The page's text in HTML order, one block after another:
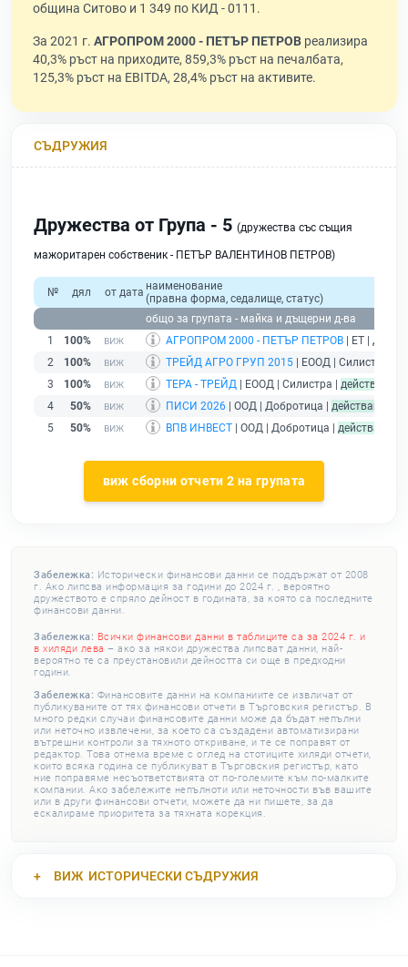
община Ситово и 1 349 по КИД - 0111.
За 2021 г. АГРОПРОМ 2000 - ПЕТЪР ПЕТРОВ реализира
40,3% ръст на приходите, 859,3% ръст на печалбата,
125,3% ръст на EBITDA, 28,4% ръст на активите.
СЪДРУЖИЯ
Дружества от Група - 5 (дружества със същия
мажоритарен собственик - ПЕТЪР ВАЛЕНТИНОВ ПЕТРОВ)
№ дял от дата наименование
(правна форма, седалище, статус)
общо за групата - майка и дъщерни д-ва
1
100% АГРОПРОМ 2000 - ПЕТЪР ПЕТРОВ | ЕТ |
2
100% ТРЕЙД АГРО ГРУП 2015 | ЕООД | Силистра |
3
100% ТЕРА - ТРЕЙД | ЕООД | Силистра | действащ
4
50% ПИСИ 2026 | ООД | Добротица | действащ
5
50% ВПВ ИНВЕСТ | ООД | Добротица | действащ
виж сборни отчети 2 на групата
Забележка: Исторически финансови данни се поддържат от 2008
г. Ако липсва информация за години до 2024 г. , вероятно
дружеството е спряло дейност в годината, за която са последните
финансови данни.
Забележка: Всички финансови данни в таблиците са за 2024 г. и
в хиляди лева – ако за някои дружества липсват данни, най-
вероятно те са преустановили дейността си още в предходни
години.
Забележка: Финансовите данни на компаниите се извличат от
публикуваните от тях финансови отчети в Търговския регистър. В
много редки случаи финансовите данни може да бъдат непълни
или неточно извлечени, за което са създадени автоматизирани
вътрешни контроли за тяхното откриване, и те се поправят от
редактор. Това отнема време с оглед на стотиците хиляди отчети,
които всяка година се публикуват в Търговския регистър, като
ние поправяме несъответствията от по-големите към по-малките
компании. Ако забележите непълноти или неточности във вашите
или в други финансови отчети, можете да ни пишете, за да
ескалираме приоритета за тяхната корекция.
ВИЖ ИСТОРИЧЕСКИ СЪДРУЖИЯ